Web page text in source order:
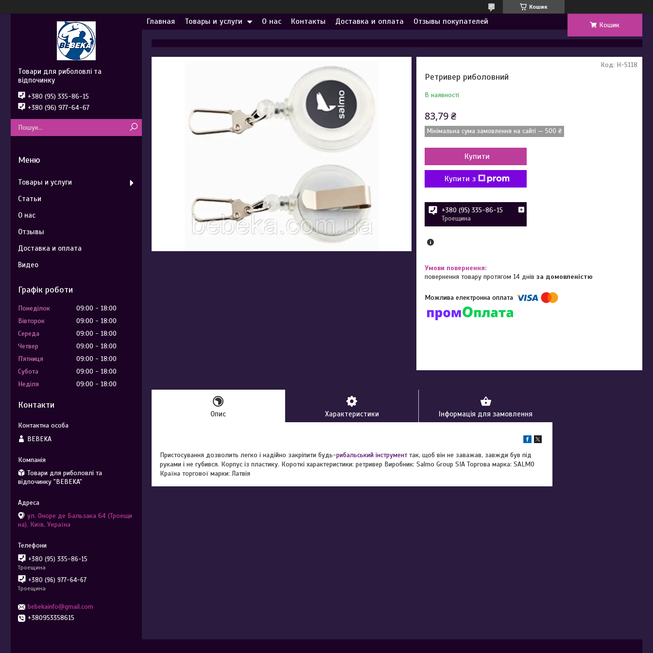
Кошик
Главная Товары и услуги О нас Контакты Доставка и оплата Отзывы покупателей Кошик
Ретривер риболовний
В наявності
Код: H-5118
83,79 ₴
Мінімальна сума замовлення на сайті — 500 ₴
Купити
Купити з
+380 (95) 335-86-15
Троещина
повернення товару протягом 14 днівза домовленістю
Опис Характеристики Інформація для замовлення
Пристосування дозволить легко і надійно закріпити будь-рибальський інструменттак, щоб він не заважав, завжди був під
руками і не губився. Корпус із пластику. Короткі характеристики: ретривер Виробник: Salmo Group SIA Торгова марка: SALMO
Країна торгової марки: Латвія
Товари для риболовлі та
відпочинку
+380 (95) 335-86-15
+380 (96) 977-64-67
Товары и услуги
Статьи
О нас
Отзывы
Доставка и оплата
Видео
Графік роботи
Понеділок 09:00
18:00
Вівторок
09:00
18:00
Середа
09:00
18:00
Четвер
09:00
18:00
Пʼятниця
09:00
18:00
Субота
09:00
18:00
Неділя
09:00 18:00
Контакти
BEBEKA
Товари для риболовлі та
відпочинку "BEBEKA"
ул. Оноре де Бальзака 64 (Троещи
на), Київ, Україна
+380 (95) 335-86-15
Троещина
+380 (96) 977-64-67
Троещина
bebekainfo@gmail.com
+380953358615